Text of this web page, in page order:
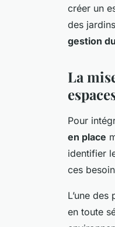
créer un
des
gestion
La
Pour
en place
identifier
ces
L’une
en toute